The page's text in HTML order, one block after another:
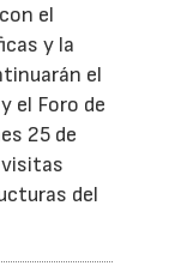
el
y la
el
el Foro de
25 de
visitas
del